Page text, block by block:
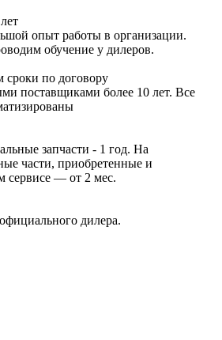
опыт работы в организации.
обучение у дилеров.
сроки по договору
поставщиками более 10 лет. Все
запчасти - 1 год. На
части, приобретенные и
сервисе — от 2 мес.
дилера.